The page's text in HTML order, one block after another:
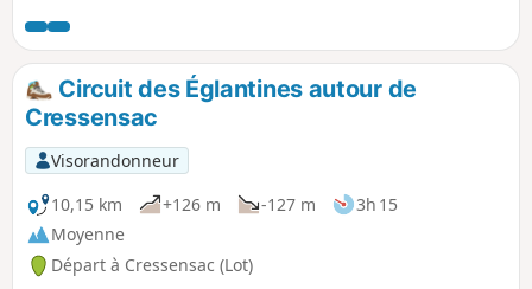
avec son four à pain et son puits, puis offre une vue sur le
château de Tersac.
Circuit des Églantines autour de
Cressensac
Visorandonneur
10,15 km
+126 m -127 m
3h 15
Moyenne
Départ à Cressensac (Lot)